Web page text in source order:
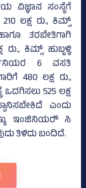
ವಿಜ್ಞಾನ ಸಂಸ್ಥೆಗೆ
ಲಕ್ಷ ರು., ಕಿಮ್ಸ್‌
ತರಬೇತಿಗಾಗಿ
ಕಿಮ್ಸ್‌ ಹುಬ್ಬಳ್ಳಿ
6 ವಸತಿ
480 ಲಕ್ಷ ರು.,
ಒದಗಿಸಲು 525 ಲಕ್ಷ
ಎಂದು
ಇಂಜಿನಿಯರ್‍‌ ಸಿ
ತಿಳಿದು ಬಂದಿದೆ.